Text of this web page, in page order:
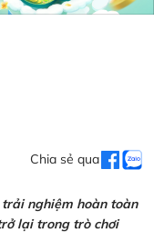
Chia sẻ qua
nghiệm hoàn toàn
lại trong trò chơi